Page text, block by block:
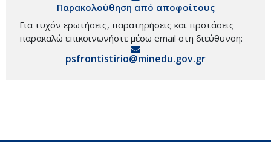
Παρακολούθηση από αποφοίτους
Για τυχόν ερωτήσεις, παρατηρήσεις και προτάσεις
παρακαλώ επικοινωνήστε μέσω email στη διεύθυνση:
psfrontistirio@minedu.gov.gr